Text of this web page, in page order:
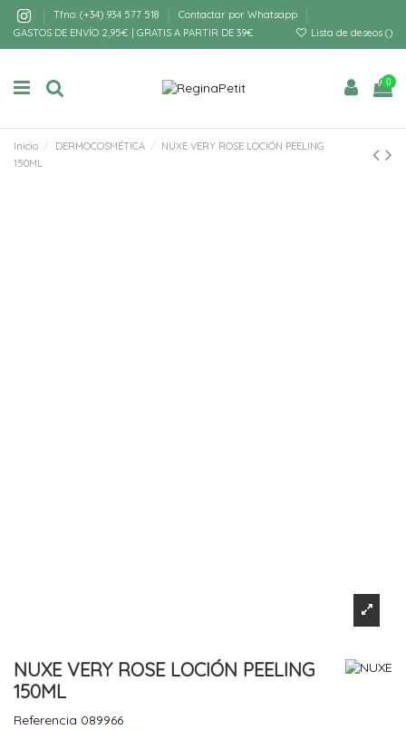
Tfno: (+34) 934 577 518
Contactar por Whatsapp
GASTOS DE ENVÍO 2,95€ | GRATIS A PARTIR DE 39€
Lista de deseos ()
0
Inicio DERMOCOSMÉTICA
NUXE VERY ROSE LOCIÓN PEELING
150ML
NUXE VERY ROSE LOCIÓN PEELING
150ML
Referencia 089966